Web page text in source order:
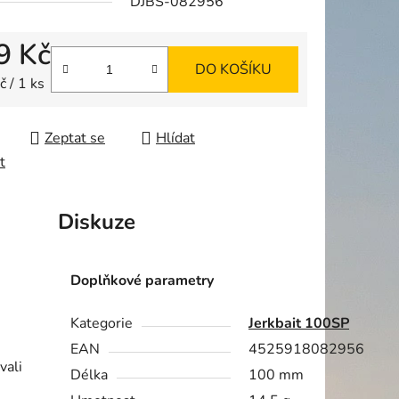
Kč
/ 1 ks
DO KOŠÍKU
Zeptat se
Hlídat
Diskuze
Doplňkové parametry
Kategorie
Jerkbait 100SP
EAN
4525918082956
Délka
100 mm